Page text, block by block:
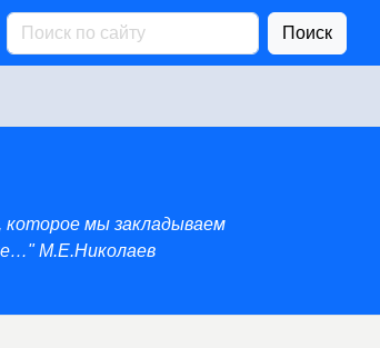
Поиск
которое мы закладываем
М.Е.Николаев